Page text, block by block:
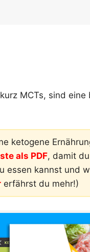
MCTs, sind
ketogene
als PDF, damit
essen kannst und
erfährst du mehr!)